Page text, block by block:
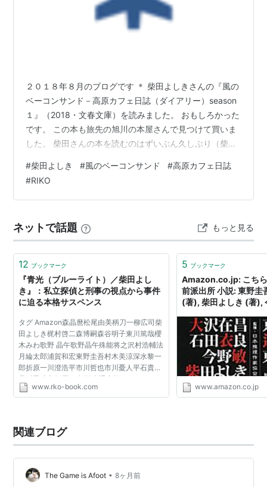
２０１８年８月のブログです ＊ 柴田よしきさんの『風の
ベーコンサンド－高原カフェ日誌（ダイアリー）season
１』（2018・文春文庫）を読みました。 おもしろかった
です。 この本も旅先の旭川の本屋さんで見つけて買いま
した。 柴田さんの本を読むのはずいぶん久しぶり（柴田
遠の女神（ビーナス）』（角川文庫）を読んで、びっく
りしたことを思い出しました。 女性なのに警察小説を書
いて、その内容のすごさだけでなく、なにか一つすじの
ってかわって、人気が下火になったリゾートの高原でカ
フェを開いた女性のお話。…
#柴田よしき #風のベーコンサンド #高原カフェ日誌
#RIKO
ネットで話題 もっと見る
12 ブックマーク
『青光（ブルーライト）／柴田よし
き』：私立探偵と刑事の視点から事件
に迫る本格サスペンス
タグ Amazon森晶麿松尾由美柄刀一柳広司柴
田よしき梶村啓二森博嗣森谷明子東川篤哉櫻
木みわ歌野 晶午歌野晶午殊能将之沢村浩輔法
月綸太郎浦賀和宏東野圭吾村木美涼深水黎一
郎折原一川澄浩平市川哲也市川憂人平石貴樹
我孫子武丸折原 一折輝真透本格ミステリ ベ
スト10方丈貴恵早坂吝春坂咲月有栖川有栖望
www.rko-book.com
5 ブックマーク
Amazon.co.jp: こち
前派出所 小説: 東野圭
(著), 柴田よしき (著),
(著), 日本推理作家協
(原著), 西上心太 (解
www.amazon.co.jp
関連ブログ
The Game is Afoot • 8ヶ月前